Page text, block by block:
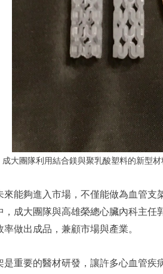
成大團隊利用結合鎂與聚乳酸塑料的新型
來能夠進入市場，不僅能做為血管
，成大團隊與高雄榮總心臟內科主
做出成品，兼顧市場與產業。
是重要的醫材研發，讓許多心血管